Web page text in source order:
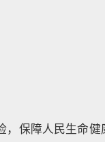
保障人民生命